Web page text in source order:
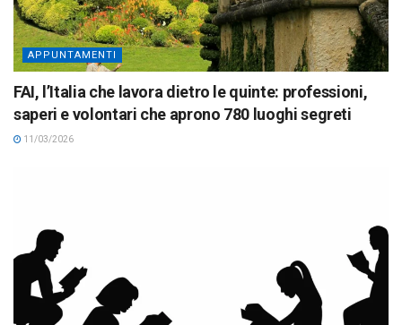
APPUNTAMENTI
FAI, l’Italia che lavora dietro le quinte: professioni,
saperi e volontari che aprono 780 luoghi segreti
11/03/2026